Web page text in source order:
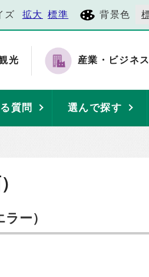
ズ 拡大 標準 背景色
光 産業・ビジネス
質問 選んで探す
ー）